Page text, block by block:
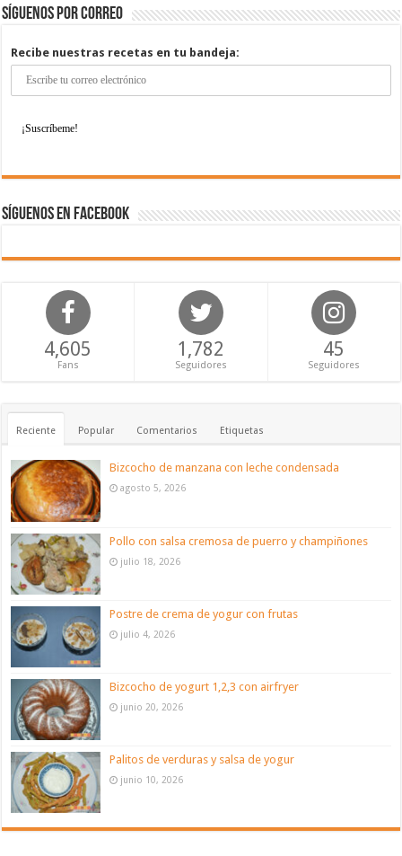
Síguenos por correo
Recibe nuestras recetas en tu bandeja:
Síguenos en Facebook
4,605
Fans
1,782
Seguidores
45
Seguidores
Reciente Popular Comentarios Etiquetas
Bizcocho de manzana con leche condensada
agosto 5, 2026
Pollo con salsa cremosa de puerro y champiñones
julio 18, 2026
Postre de crema de yogur con frutas
julio 4, 2026
Bizcocho de yogurt 1,2,3 con airfryer
junio 20, 2026
Palitos de verduras y salsa de yogur
junio 10, 2026